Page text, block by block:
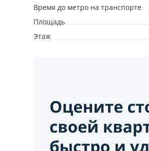
Время до метро на транспорте
Площадь
Этаж